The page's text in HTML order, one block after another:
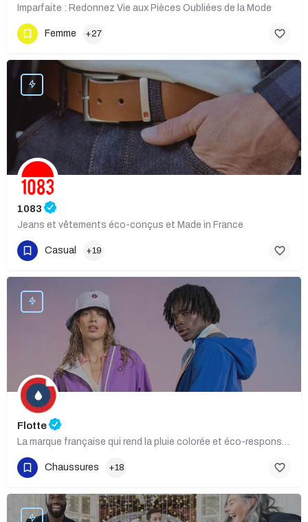
Imparfaite : Redonnez Vie aux Pièces Oubliées de la Mode
Femme +27
1083
Jeans et vêtements éco-conçus et Made in France
Casual +19
Flotte
Chaussures +18